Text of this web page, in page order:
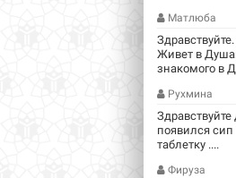
Матлюба
Живет в
знакомого в
Рухмина
Здравствуйте
появился
таблетку ....
Фируза